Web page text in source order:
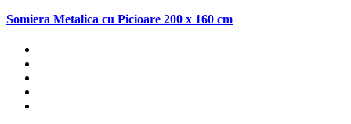
Somiera Metalica cu Picioare 200 x 160 cm